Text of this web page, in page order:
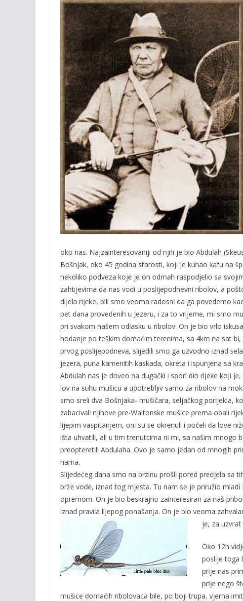
oko nas. Najzainteresovaniji od njih je bio Abdulah
Bošnjak, oko 45 godina starosti, koji je kuhao kafu na
nekoliko podveza koje je on odmah raspodjelio sa
zahtijevima da nas vodi u poslijepodnevni ribolov, a
dijela rijeke, bili smo veoma radosni da ga povedemo
pet dana provedenih u Jezeru, i za to vrijeme, mi smo
pri svakom našem odlasku u ribolov. On je bio vrlo
hodanje po teškim domaćim terenima, sa 4km na sat
prvog poslijepodneva, slijedili smo ga uzvodno iznad
jezera, puna kamenitih kaskada, okreta i ispunjena sa
Abdulah nas je doveo na dugački i spori dio rijeke koji
lov na suhu mušicu a upotrebljiv samo za ribolov na
smo sreli dva Bošnjaka- mušičara, seljačkog porijekla,
zabacivali njihove pre-Waltonske mušice prema obali
lijepim vaspitanjem, oni su se okrenuli i počeli da love
išta uhvatili, ali u tim trenutcima ni mi, sa našim mnogo
preopteretili Abdulaha. Ovo je samo jedan od mnogih
nama.
Slijedećeg dana smo na brzinu prošli pored predjela sa
brže vode, iznad tog mjesta. Tu nam se je priružio
opremom. On je bio beskrajno zainteresiran za naš
iznad pravila lijepog ponašanja. On je bio veoma
je, za
Oko 12h
poslije toga
prije nas
prije nego
mušice domaćih ribolovaca bile, po boji trupa, vjerna